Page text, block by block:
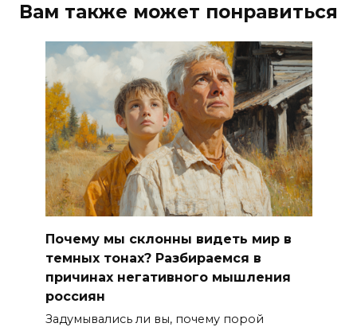
Вам также может понравиться
Почему мы склонны видеть мир в
темных тонах? Разбираемся в
причинах негативного мышления
россиян
Задумывались ли вы, почему порой